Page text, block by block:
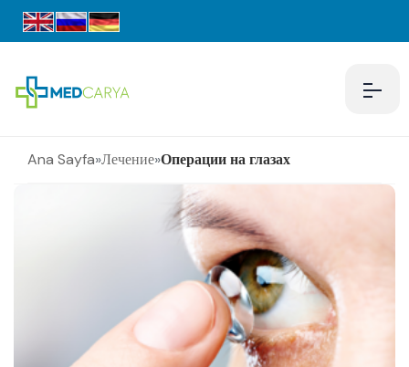
Ana Sayfa»Лечение»Операции на глазах